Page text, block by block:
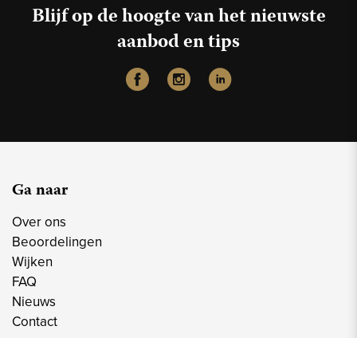
Blijf op de hoogte van het nieuwste
aanbod en tips
Ga naar
Over ons
Beoordelingen
Wijken
FAQ
Nieuws
Contact